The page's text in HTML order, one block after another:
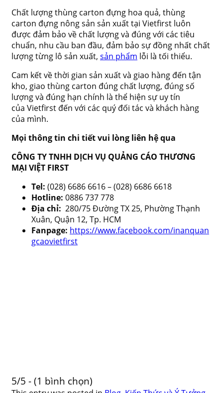
Chất lượng thùng carton đựng hoa quả, thùng
carton đựng nông sản sản xuất tại Vietfirst luôn
được đảm bảo về chất lượng và đúng với các tiêu
chuẩn, nhu cầu ban đầu, đảm bảo sự đồng nhất chất
lượng từng lô sản xuất, sản phẩm lỗi là tối thiểu.
Cam kết về thời gian sản xuất và giao hàng đến tận
kho, giao thùng carton đúng chất lượng, đúng số
lượng và đúng hạn chính là thể hiện sự uy tín
của Vietfirst đến với các quý đối tác và khách hàng
của mình.
Mọi thông tin chi tiết vui lòng liên hệ qua
CÔNG TY TNHH DỊCH VỤ QUẢNG CÁO THƯƠNG
MẠI VIỆT FIRST
Tel: (028) 6686 6616 – (028) 6686 6618
Hotline: 0886 737 778
Địa chỉ: 280/75 Đường TX 25, Phường Thạnh
Xuân, Quận 12, Tp. HCM
Fanpage: https://www.facebook.com/inanquan
gcaovietfirst
5/5 - (1 bình chọn)